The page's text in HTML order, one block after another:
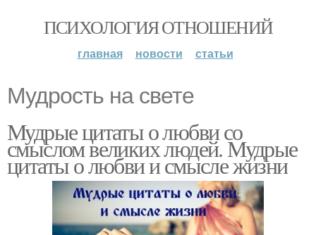
ПСИХОЛОГИЯ ОТНОШЕНИЙ
главная новости статьи
Мудрость на свете
Мудрые цитаты о любви со
смыслом великих людей. Мудрые
цитаты о любви и смысле жизни